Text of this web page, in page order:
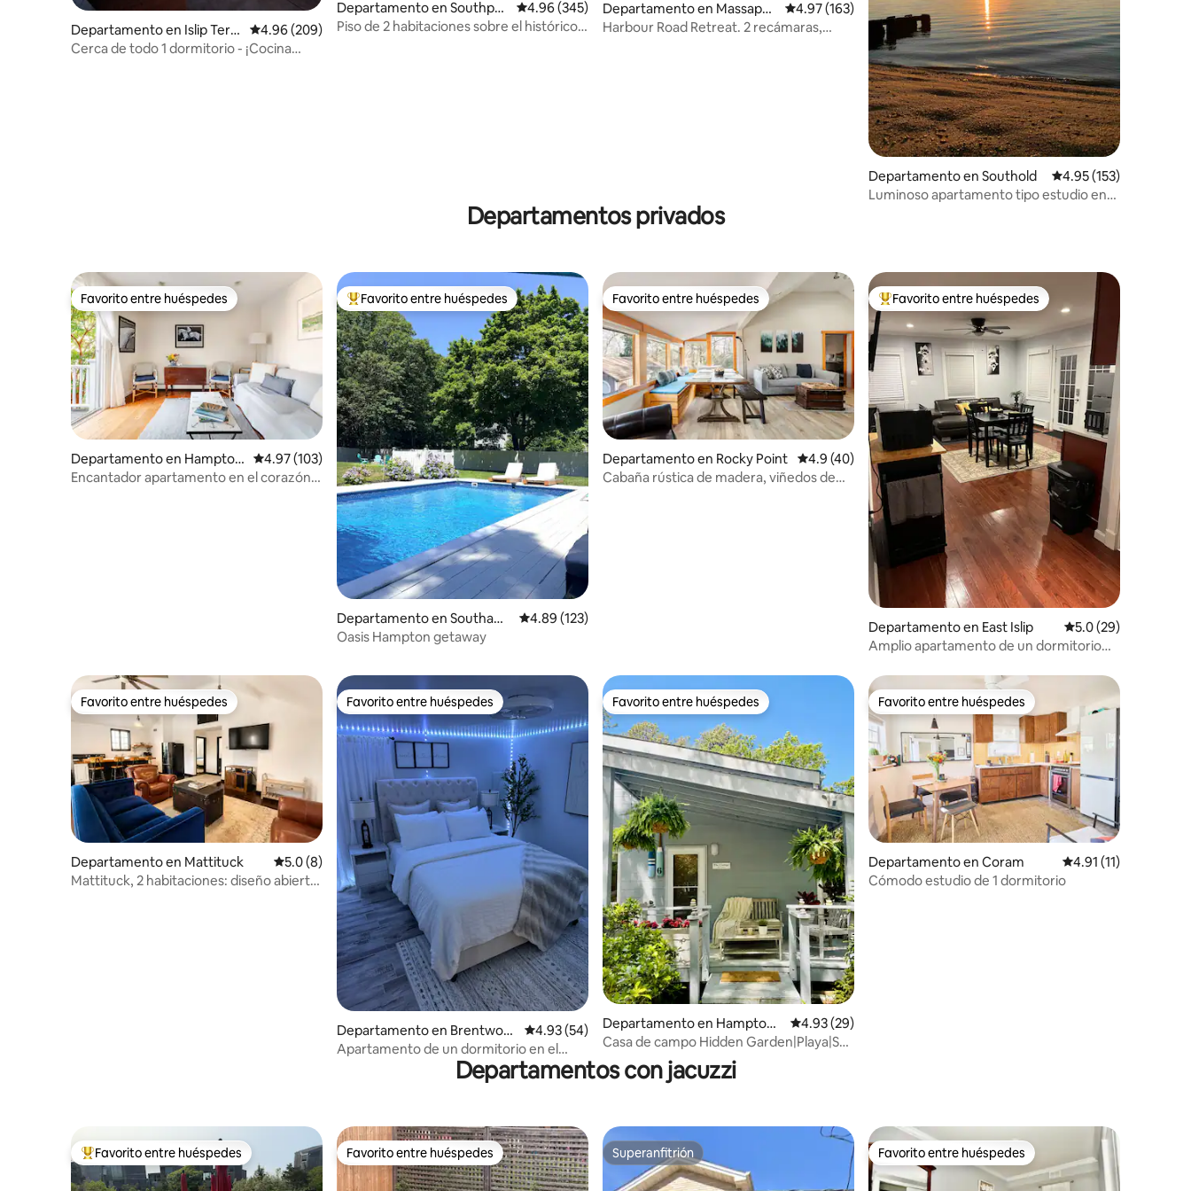
Departamento en Islip Terra
ce
Calificación promedio: 4.96 de 5; 209 evaluaciones
4.96 (209)
Cerca de todo 1 dormitorio - ¡Cocina
Departamento en Southpor
t
Calificación promedio: 4.96 de 5; 345 evaluaciones
4.96 (345)
Piso de 2 habitaciones sobre el histórico
Departamento en Massapeq
ua
Calificación promedio: 4.97 de 5; 163 evaluaciones
4.97 (163)
Harbour Road Retreat. 2 recámaras,
Departamento en Southold Calificación promedio:
4.95 (153)
Luminoso apartamento tipo estudio en
Departamentos privados
Favorito entre huéspedes
Favorito entre huéspedes
Departamento en Hampton
Bays
Calificación promedio: 4.97 de 5; 103 evaluaciones
4.97 (103)
Encantador apartamento en el corazón
De los mejores en Favorito entre huéspedes
Favorito entre huéspedes
Departamento en Southam
pton
Calificación promedio: 4.89 de 5; 123 evaluaciones
4.89 (123)
Oasis Hampton getaway
Favorito entre huéspedes
Favorito entre huéspedes
Departamento en Rocky Point Calificación promedio: 4.9 de 5; 40 evaluaciones
4.9 (40)
Cabaña rústica de madera, viñedos de
De los mejores en Favorito entre huéspedes
Favorito entre huéspedes
Departamento en East Islip Calificación
5.0 (29)
Amplio apartamento de un dormitorio
Favorito entre huéspedes
Favorito entre huéspedes
Departamento en Mattituck Calificación promedio: 5.0 de 5; 8 evaluaciones
5.0 (8)
Mattituck, 2 habitaciones: diseño abierto,
Favorito entre huéspedes
Favorito entre huéspedes
Departamento en Brentwoo
d
Calificación promedio: 4.93 de 5; 54 evaluaciones
4.93 (54)
Apartamento de un dormitorio en el
Favorito entre huéspedes
Favorito entre huéspedes
Departamento en Hampton
Bays
Calificación promedio: 4.93 de 5; 29 evaluaciones
4.93 (29)
Casa de campo Hidden Garden|Playa|Se
admiten mascotas
Favorito entre huéspedes
Favorito entre huéspedes
Departamento en Coram Calificación
4.91 (11)
Cómodo estudio de 1 dormitorio
Departamentos con jacuzzi
De los mejores en Favorito entre huéspedes
Favorito entre huéspedes Favorito entre huéspedes
Favorito entre huéspedes Superanfitrión
Superanfitrión Favorito entre huéspedes
Favorito entre huéspedes